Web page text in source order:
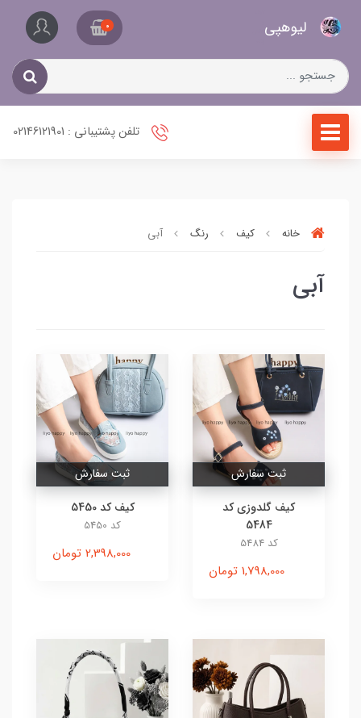
لیو‌هپی 0
تلفن پشتیبانی : 02146121901
خانه کیف رنگ آبی
آبی
ثبت سفارش
کیف گلدوزی کد
5484
کد 5484
1,798,000 تومان
ثبت سفارش
کیف کد 5450
کد 5450
2,398,000 تومان